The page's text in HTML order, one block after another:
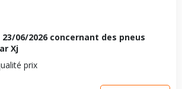
23/06/2026 concernant des pneus
Xj
prix